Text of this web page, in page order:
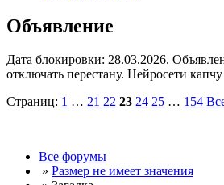
Объявление
Дата блокировки: 28.03.2026.
отключать перестану. Нейросети
Страниц: 1 … 21 22 23 24 25 … 154
Все форумы
» Размер не имеет значения